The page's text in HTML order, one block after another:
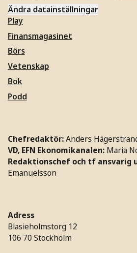
Ändra datainställningar
Play
Finansmagasinet
Börs
Vetenskap
Bok
Podd
Chefredaktör:Anders
VD, EFN Ekonomikanalen: Maria
Redaktionschef och tf ansvarig
Emanuelsson
Adress
Blasieholmstorg 12
106 70 Stockholm